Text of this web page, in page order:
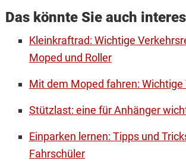
Das könnte Sie auch
Kleinkraftrad: Wichtige
Moped und Roller
Mit dem Moped fahren: Wichtige
Stützlast: eine für Anhänger
Einparken lernen: Tipps und
Fahrschüler